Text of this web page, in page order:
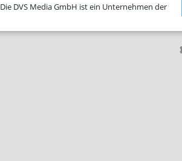
Die DVS Media GmbH ist ein Unternehmen der